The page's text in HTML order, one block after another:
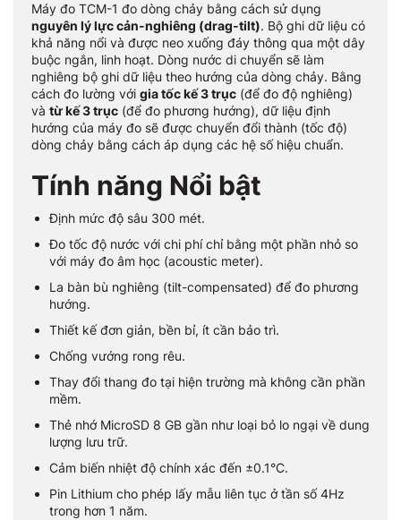
Máy đo TCM-1 đo dòng chảy bằng cách sử dụng
nguyên lý lực cản-nghiêng (drag-tilt). Bộ ghi dữ liệu có
khả năng nổi và được neo xuống đáy thông qua một dây
buộc ngắn, linh hoạt. Dòng nước di chuyển sẽ làm
nghiêng bộ ghi dữ liệu theo hướng của dòng chảy. Bằng
cách đo lường với gia tốc kế 3 trục (để đo độ nghiêng)
và từ kế 3 trục (để đo phương hướng), dữ liệu định
hướng của máy đo sẽ được chuyển đổi thành (tốc độ)
dòng chảy bằng cách áp dụng các hệ số hiệu chuẩn.
Tính năng Nổi bật
Định mức độ sâu 300 mét.
Đo tốc độ nước với chi phí chỉ bằng một phần nhỏ so
với máy đo âm học (acoustic meter).
La bàn bù nghiêng (tilt-compensated) để đo phương
hướng.
Thiết kế đơn giản, bền bỉ, ít cần bảo trì.
Chống vướng rong rêu.
Thay đổi thang đo tại hiện trường mà không cần phần
mềm.
Thẻ nhớ MicroSD 8 GB gần như loại bỏ lo ngại về dung
lượng lưu trữ.
Cảm biến nhiệt độ chính xác đến ±0.1°C.
Pin Lithium cho phép lấy mẫu liên tục ở tần số 4Hz
trong hơn 1 năm.